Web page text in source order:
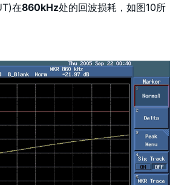
在860kHz处的回波损耗，如图10所